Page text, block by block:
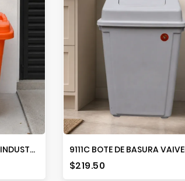
39105C BOTE DE BASURA INDUSTRIAL 30 LITROS 9111C BOTE DE BASURA
Precio
$219.50